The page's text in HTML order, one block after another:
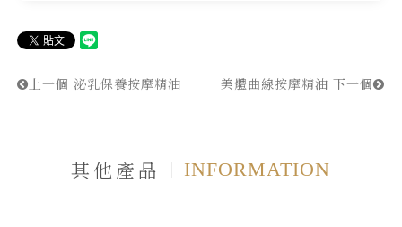
上一個 泌乳保養按摩精油 美體曲線按摩精油下一個
其他產品 INFORMATION